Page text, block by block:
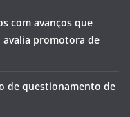
com avanços que
promotora de
de questionamento de